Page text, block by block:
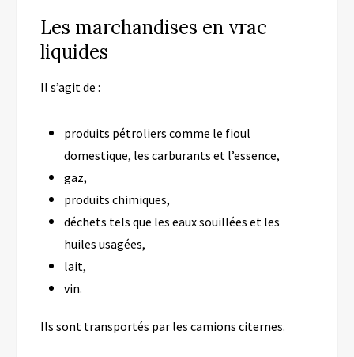
Les marchandises en vrac
liquides
Il s’agit de :
produits pétroliers comme le fioul
domestique, les carburants et l’essence,
gaz,
produits chimiques,
déchets tels que les eaux souillées et les
huiles usagées,
lait,
vin.
Ils sont transportés par les camions citernes.